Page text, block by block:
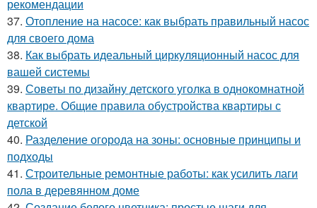
рекомендации
37. Отопление на насосе: как выбрать правильный насос
для своего дома
38. Как выбрать идеальный циркуляционный насос для
вашей системы
39. Советы по дизайну детского уголка в однокомнатной
квартире. Общие правила обустройства квартиры с
детской
40. Разделение огорода на зоны: основные принципы и
подходы
41. Строительные ремонтные работы: как усилить лаги
пола в деревянном доме